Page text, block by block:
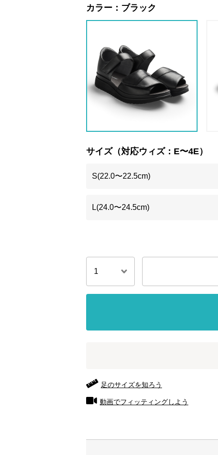
カラー： ブラック
サイズ（対応ウィズ：E〜4E）
S(22.0〜22.5cm)
L(24.0〜24.5cm)
足のサイズを知ろう
動画でフィッティングしよう